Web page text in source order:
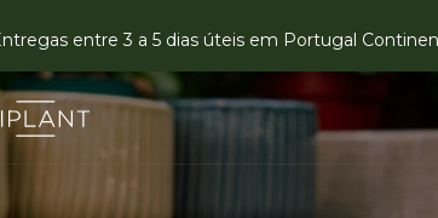
entre 3 a 5 dias úteis em Portugal